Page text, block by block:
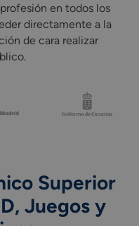
en todos los
directamente a la
de cara realizar
Superior
Juegos y